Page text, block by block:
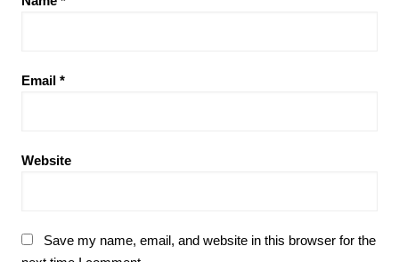
Email *
Website
Save my name, email, and website in this browser for the